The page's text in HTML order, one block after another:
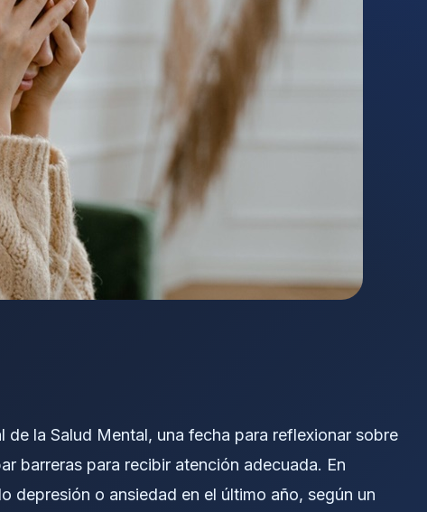
la Salud Mental, una fecha para reflexionar sobre
barreras para recibir atención adecuada. En
depresión o ansiedad en el último año, según un